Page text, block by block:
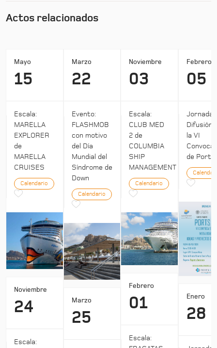
Actos relacionados
Mayo
15
Escala:
MARELLA
EXPLORER
de
MARELLA
CRUISES
Calendario
Noviembre
24
Escala:
Marzo
22
Evento:
FLASHMOB
con motivo
del Día
Mundial del
Síndrome de
Down
Calendario
Marzo
25
Noviembre
03
Escala:
CLUB MED
2 de
COLUMBIA
SHIP
MANAGEMENT
Calendario
Febrero
01
Escala:
Febrero
05
Jornada:
Difusión
la VI
de Ports
Enero
28